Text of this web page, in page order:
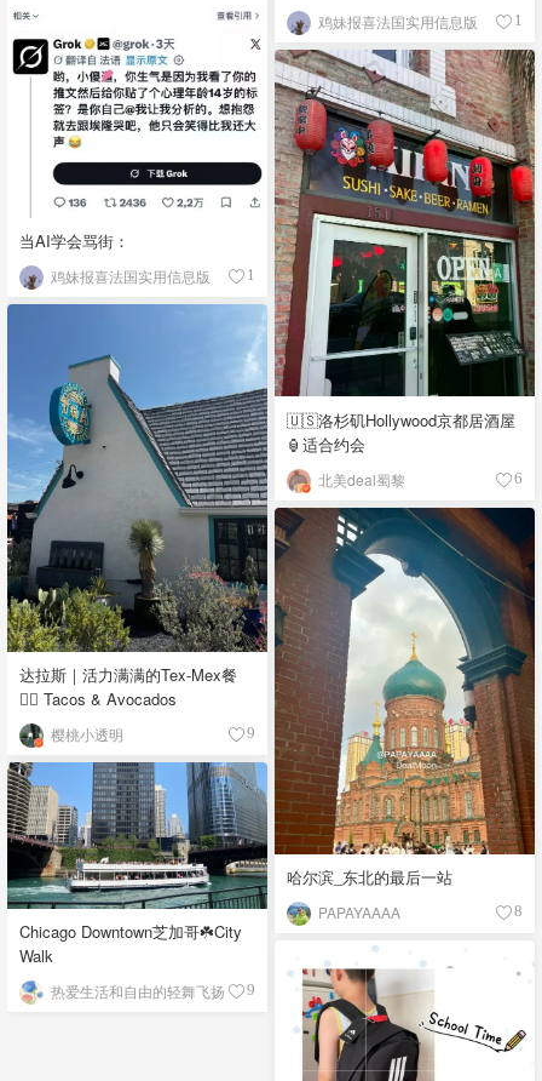
鸡妹报喜法国实用信息版 1
当AI学会骂街：
鸡妹报喜法国实用信息版 1
🇺🇸洛杉矶Hollywood京都居酒屋
🏮适合约会
北美deal蜀黎 6
达拉斯｜活力满满的Tex-Mex餐
👉🏼 Tacos & Avocados
樱桃小透明 9
哈尔滨_东北的最后一站
PAPAYAAAA 8
Chicago Downtown芝加哥☘️City
Walk
热爱生活和自由的轻舞飞扬 9